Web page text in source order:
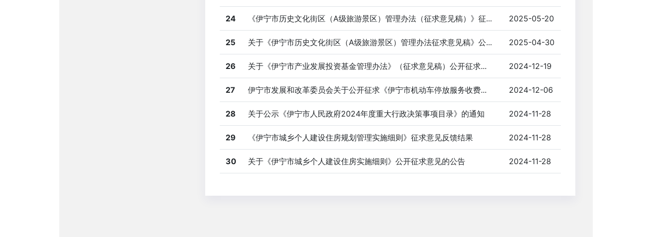
24 《伊宁市历史文化街区（A级旅游景区）管理办法（征求意见稿）》征... 2025-05-20
25 关于《伊宁市历史文化街区（A级旅游景区）管理办法征求意见稿》公... 2025-04-30
26 关于《伊宁市产业发展投资基金管理办法》（征求意见稿）公开征求... 2024-12-19
27 伊宁市发展和改革委员会关于公开征求《伊宁市机动车停放服务收费... 2024-12-06
28 关于公示《伊宁市人民政府2024年度重大行政决策事项目录》的通知 2024-11-28
29 《伊宁市城乡个人建设住房规划管理实施细则》征求意见反馈结果 2024-11-28
30 关于《伊宁市城乡个人建设住房实施细则》公开征求意见的公告 2024-11-28